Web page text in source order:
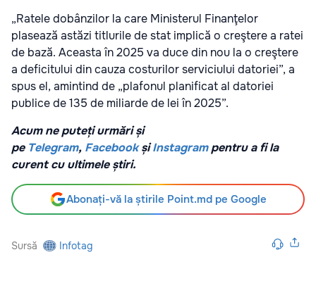
„Ratele dobânzilor la care Ministerul Finanţelor
plasează astăzi titlurile de stat implică o creştere a ratei
de bază. Aceasta în 2025 va duce din nou la o creştere
a deficitului din cauza costurilor serviciului datoriei”, a
spus el, amintind de „plafonul planificat al datoriei
publice de 135 de miliarde de lei în 2025”.
Acum ne puteți urmări și
pe Telegram, Facebook șiInstagrampentru a fi la
curent cu ultimele știri.
Abonați-vă la știrile Point.md pe Google
Sursă Infotag